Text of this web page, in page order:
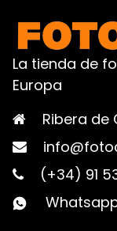
La tienda de
Europa
Ribera de
(+34) 91